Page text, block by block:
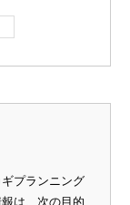
プランニング
は、次の目的